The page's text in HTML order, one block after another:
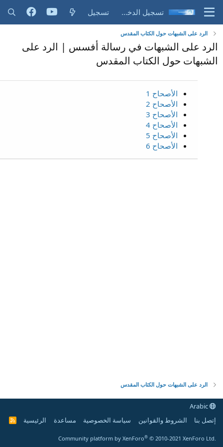
تسجيل الدخول تسجيل
الرد على الشبهات حول الكتاب المقدس
الرد على الشبهات في رسالة أفسس | الرد على
الشبهات حول الكتاب المقدس
الأصحاح 1
الأصحاح 2
الأصحاح 3
الأصحاح 4
الأصحاح 5
الأصحاح 6
الرد على الشبهات حول الكتاب المقدس
إتصل بنا
الشروط والقوانين سياسة الخصوصية مساعدة الرئيسية
R
Community platform by XenForo® © 2010-2021 XenForo Ltd.